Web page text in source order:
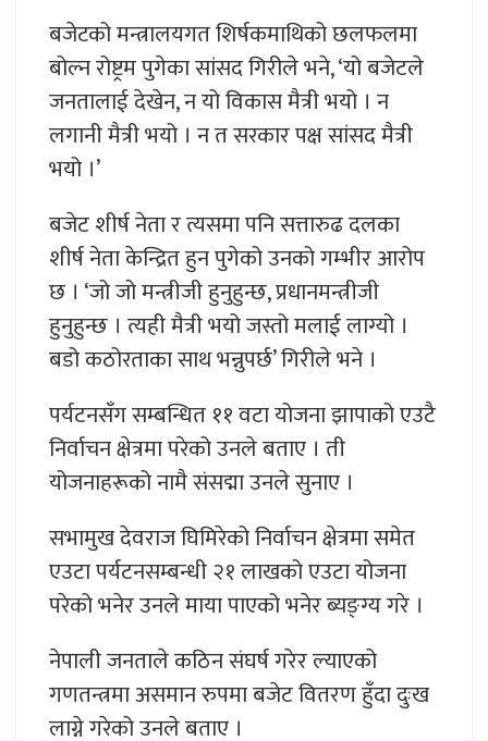
बजेटको मन्त्रालयगत शिर्षकमाथिको छलफलमा
बोल्न रोष्ट्रम पुगेका सांसद गिरीले भने, ‘यो बजेटले
जनतालाई देखेन, न यो विकास मैत्री भयो । न
लगानी मैत्री भयो । न त सरकार पक्ष सांसद मैत्री
भयो ।’
बजेट शीर्ष नेता र त्यसमा पनि सत्तारुढ दलका
शीर्ष नेता केन्द्रित हुन पुगेको उनको गम्भीर आरोप
छ । ‘जो जो मन्त्रीजी हुनुहुन्छ, प्रधानमन्त्रीजी
हुनुहुन्छ । त्यही मैत्री भयो जस्तो मलाई लाग्यो ।
बडो कठोरताका साथ भन्नुपर्छ’ गिरीले भने ।
पर्यटनसँग सम्बन्धित ११ वटा योजना झापाको एउटै
निर्वाचन क्षेत्रमा परेको उनले बताए । ती
योजनाहरूको नामै संसद्मा उनले सुनाए ।
सभामुख देवराज घिमिरेको निर्वाचन क्षेत्रमा समेत
एउटा पर्यटनसम्बन्धी २१ लाखको एउटा योजना
परेको भनेर उनले माया पाएको भनेर ब्यङ्ग्य गरे ।
नेपाली जनताले कठिन संघर्ष गरेर ल्याएको
गणतन्त्रमा असमान रुपमा बजेट वितरण हुँदा दुःख
लाग्ने गरेको उनले बताए ।